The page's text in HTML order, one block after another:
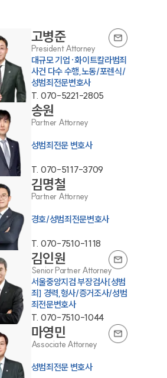
소개
소개
의 강점
는 길
파트너 로펌
고병준
President Attorney
대규모 기업·화이트칼라범죄
사건 다수 수행,노동/포렌식/
성범죄전문변호사
T. 070-5221-2805
송원
Partner Attorney
성범죄전문 변호사
T. 070-5117-3709
김명철
Partner Attorney
경호/성범죄전문변호사
T. 070-7510-1118
김인원
Senior Partner Attorney
서울중앙지검 부장검사[성범
죄] 경력,형사/증거조사/성범
죄전문변호사
T. 070-7510-1044
마영민
Associate Attorney
성범죄전문 변호사